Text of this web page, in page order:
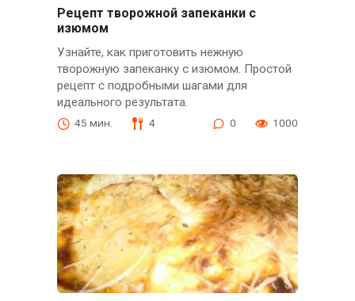
Рецепт творожной запеканки с
изюмом
Узнайте, как приготовить нежную
творожную запеканку с изюмом. Простой
рецепт с подробными шагами для
идеального результата.
45 мин. 4 0 1000